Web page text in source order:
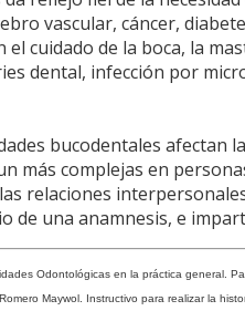
vascular, cáncer,
cuidado de la boca, la
dental, infección por
bucodentales afectan
más complejas en
relaciones
de una anamnesis, e
Odontológicas en la práctica general.
Maywol. Instructivo para realizar la